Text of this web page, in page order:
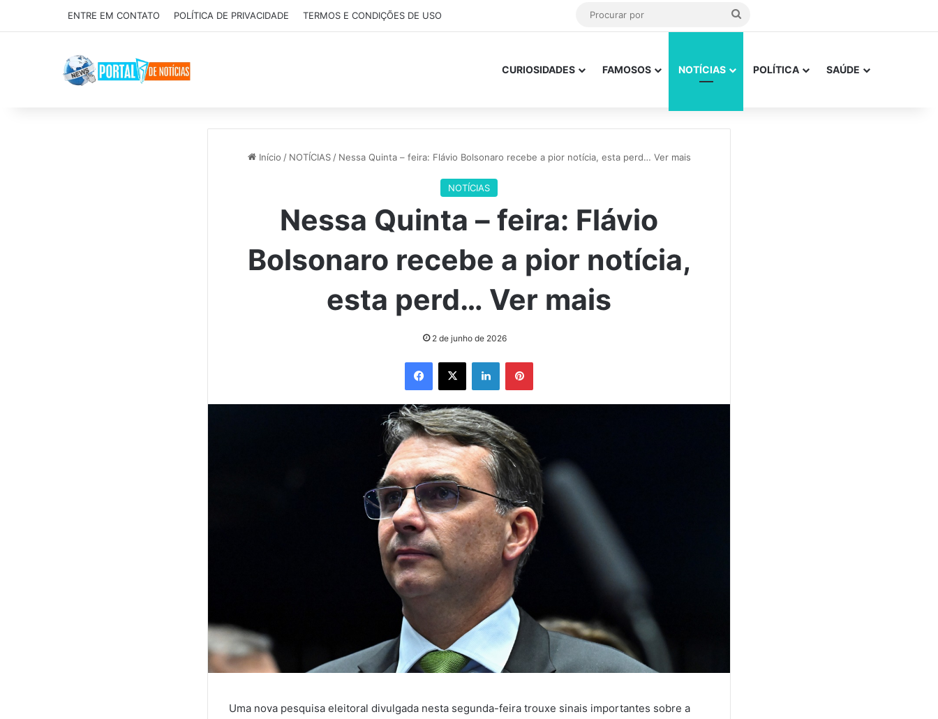
ENTRE EM CONTATO POLÍTICA DE PRIVACIDADE TERMOS E CONDIÇÕES DE USO
CURIOSIDADES FAMOSOS NOTÍCIAS POLÍTICA SAÚDE
Início / NOTÍCIAS / Nessa Quinta – feira: Flávio Bolsonaro recebe a pior notícia, esta perd… Ver mais
NOTÍCIAS
Nessa Quinta – feira: Flávio
Bolsonaro recebe a pior notícia,
esta perd… Ver mais
2 de junho de 2026
Facebook
X LinkedinPinterest
Uma nova pesquisa eleitoral divulgada nesta segunda-feira trouxe sinais importantes sobre a